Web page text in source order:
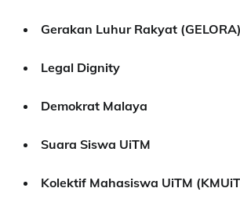
Gerakan Luhur Rakyat (GELORA)
Legal Dignity
Demokrat Malaya
Suara Siswa UiTM
Kolektif Mahasiswa UiTM